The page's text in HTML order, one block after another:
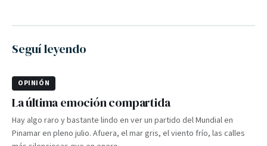
Seguí leyendo
OPINIÓN
La última emoción compartida
Hay algo raro y bastante lindo en ver un partido del Mundial en
Pinamar en pleno julio. Afuera, el mar gris, el viento frío, las calles